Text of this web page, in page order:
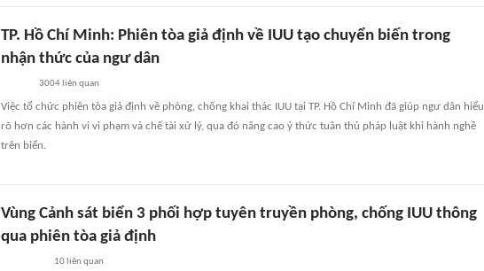
TP. Hồ Chí Minh: Phiên tòa giả định về IUU tạo chuyển biến trong
nhận thức của ngư dân
3004liên quan
Việc tổ chức phiên tòa giả định về phòng, chống khai thác IUU tại TP. Hồ Chí Minh đã giúp ngư dân hiểu
rõ hơn các hành vi vi phạm và chế tài xử lý, qua đó nâng cao ý thức tuân thủ pháp luật khi hành nghề
trên biển.
Vùng Cảnh sát biển 3 phối hợp tuyên truyền phòng, chống IUU thông
qua phiên tòa giả định
10 liên quan